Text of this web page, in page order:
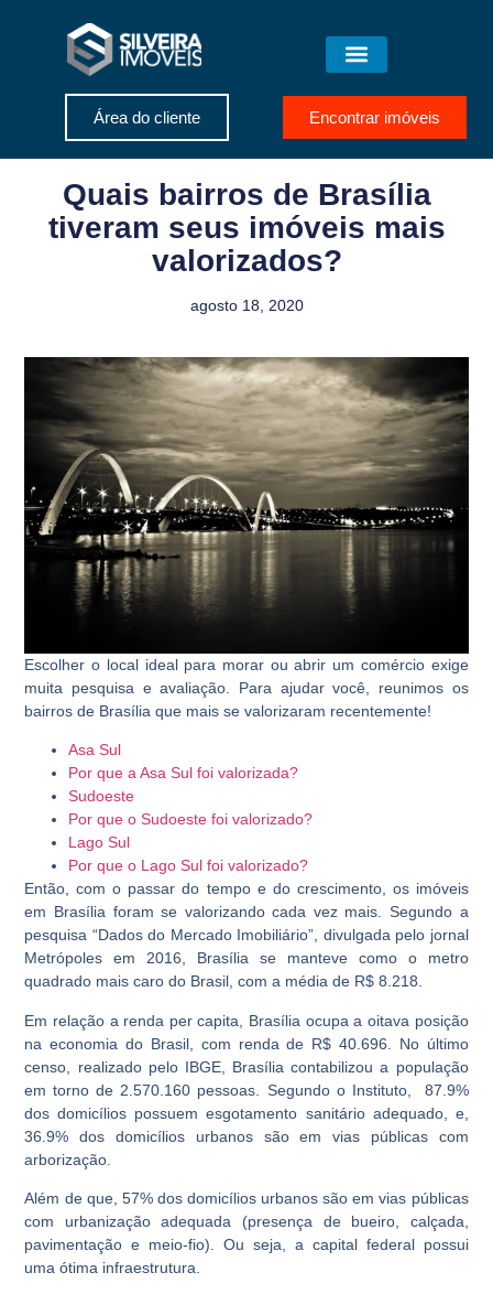
Área do cliente Encontrar imóveis
Quais bairros de Brasília
tiveram seus imóveis mais
valorizados?
agosto 18, 2020
Escolher o local ideal para morar ou abrir um comércio exige
muita pesquisa e avaliação. Para ajudar você, reunimos os
bairros de Brasília que mais se valorizaram recentemente!
Asa Sul
Por que a Asa Sul foi valorizada?
Sudoeste
Por que o Sudoeste foi valorizado?
Lago Sul
Por que o Lago Sul foi valorizado?
Então, com o passar do tempo e do crescimento, os imóveis
em Brasília foram se valorizando cada vez mais. Segundo a
pesquisa “Dados do Mercado Imobiliário”, divulgada pelo jornal
Metrópoles em 2016, Brasília se manteve como o metro
quadrado mais caro do Brasil, com a média de R$ 8.218.
Em relação a renda per capita, Brasília ocupa a oitava posição
na economia do Brasil, com renda de R$ 40.696. No último
censo, realizado pelo IBGE, Brasília contabilizou a população
em torno de 2.570.160 pessoas. Segundo o Instituto, 87.9%
dos domicílios possuem esgotamento sanitário adequado, e,
36.9% dos domicílios urbanos são em vias públicas com
arborização.
Além de que, 57% dos domicílios urbanos são em vias públicas
com urbanização adequada (presença de bueiro, calçada,
pavimentação e meio-fio). Ou seja, a capital federal possui
uma ótima infraestrutura.